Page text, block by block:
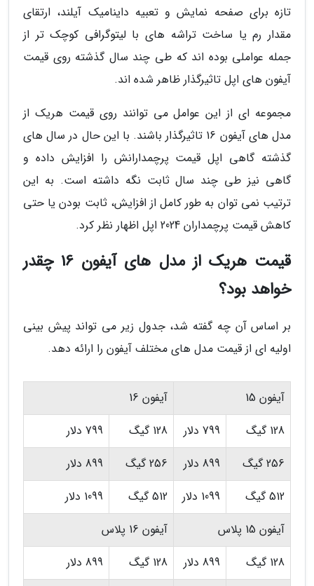
تازه برای صفحه نمایش و تعبیه داینامیک آیلند، ارتقای
مقدار رم یا ساخت تراشه های با لیتوگرافی کوچک تر از
جمله عواملی بوده اند که طی چند سال گذشته روی قیمت
آیفون های اپل تاثیرگذار ظاهر شده اند.
مجموعه ای از این عوامل می توانند روی قیمت هریک از
مدل های آیفون 16 تاثیرگذار باشند. با این حال در سال های
گذشته گاهی اپل قیمت پرچمدارانش را افزایش داده و
گاهی نیز طی چند سال ثابت نگه داشته است. به این
ترتیب نمی توان به طور کامل از افزایش، ثابت بودن یا حتی
کاهش قیمت پرچمداران 2024 اپل اظهار نظر کرد.
قیمت هریک از مدل های آیفون 16 چقدر
خواهد بود؟
بر اساس آن چه گفته شد، جدول زیر می تواند پیش بینی
اولیه ای از قیمت مدل های مختلف آیفون را ارائه دهد.
آیفون 15
آیفون 16
128 گیگ
799 دلار 128 گیگ
799 دلار
256 گیگ
899 دلار 256 گیگ
899 دلار
512 گیگ
1099 دلار 512 گیگ
1099 دلار
آیفون 15 پلاس
آیفون 16 پلاس
128 گیگ
899 دلار 128 گیگ
899 دلار